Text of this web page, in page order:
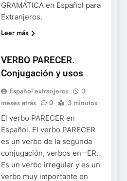
GRAMÁTICA en Español para
Extranjeros.
Leer más
VERBO PARECER.
Conjugación y usos
Español extranjeros
3
meses atrás
0 3 minutos
El verbo PARECER en
Español. El verbo PARECER
es un verbo de la segunda
conjugación, verbos en –ER.
Es un verbo irregular y es un
verbo muy importante en